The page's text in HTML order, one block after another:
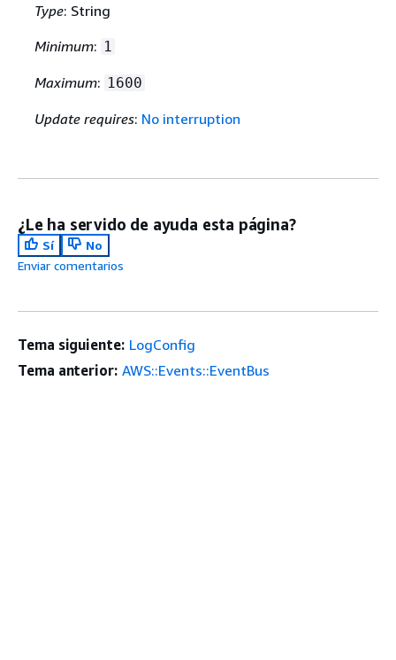
Type: String
Minimum: 1
Maximum: 1600
Update requires: No interruption
¿Le ha servido de ayuda esta página?
Sí
No
Enviar comentarios
Tema siguiente: LogConfig
Tema anterior: AWS::Events::EventBus